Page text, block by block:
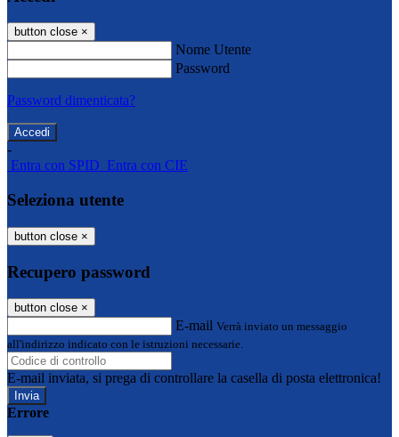
button close ×
Nome Utente
Password
Password dimenticata?
-
Entra con SPID Entra con CIE
Seleziona utente
button close ×
Recupero password
button close ×
E-mail Verrà inviato un messaggio
all'indirizzo indicato con le istruzioni necessarie.
E-mail inviata, si prega di controllare la casella di posta elettronica!
Errore